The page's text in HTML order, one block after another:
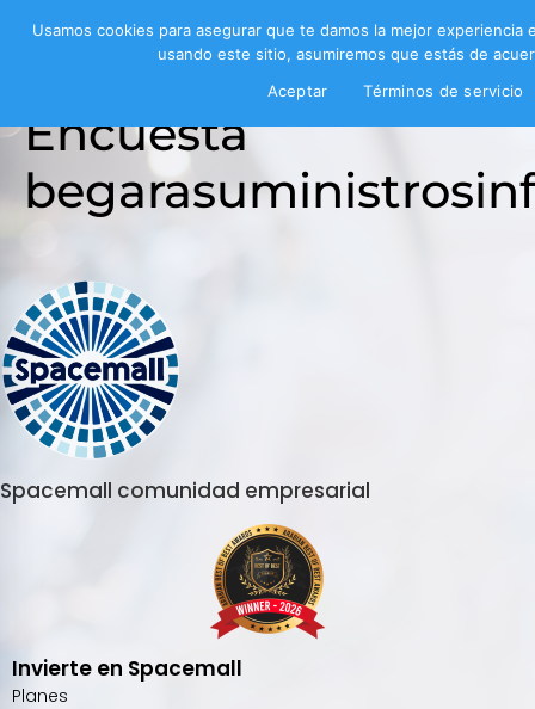
Encuesta
Spacemall comunidad empresarial
Invierte en Spacemall
Planes
Usamos cookies para asegurar que te damos la mejor experiencia
usando este sitio, asumiremos que estás de
Aceptar
Términos de servicio